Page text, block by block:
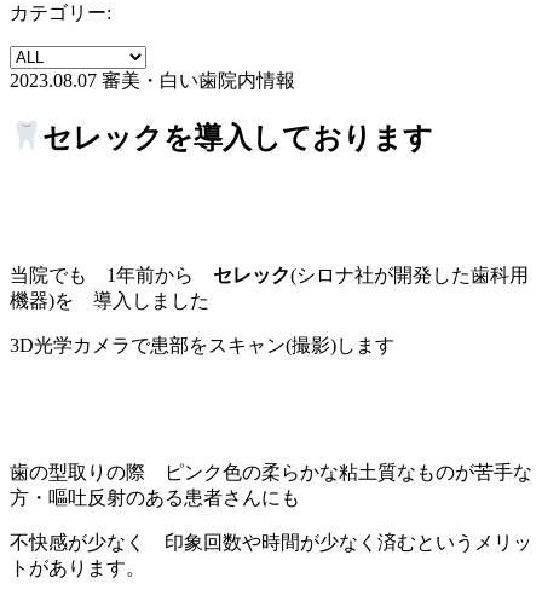
カテゴリー:
2023.08.07 審美・白い歯院内情報
セレックを導入しております
当院でも 1年前から セレック(シロナ社が開発した歯科用
機器)を 導入しました
3D光学カメラで患部をスキャン(撮影)します
歯の型取りの際 ピンク色の柔らかな粘土質なものが苦手な
方・嘔吐反射のある患者さんにも
不快感が少なく 印象回数や時間が少なく済むというメリッ
トがあります。